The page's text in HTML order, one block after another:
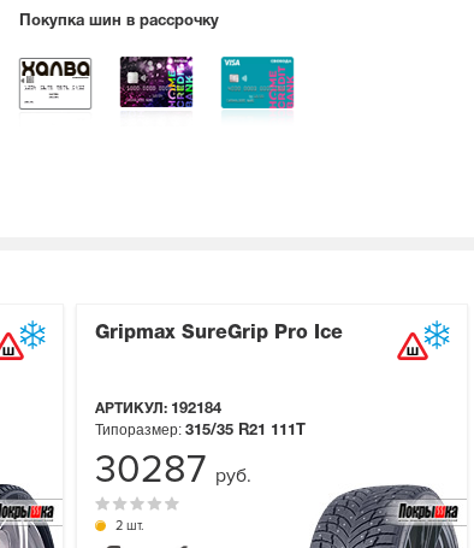
Покупка шин в рассрочку
Gripmax SureGrip Pro Ice
АРТИКУЛ: 192184
2 шт.
Типоразмер: 315/35 R21 111T
30287 руб.